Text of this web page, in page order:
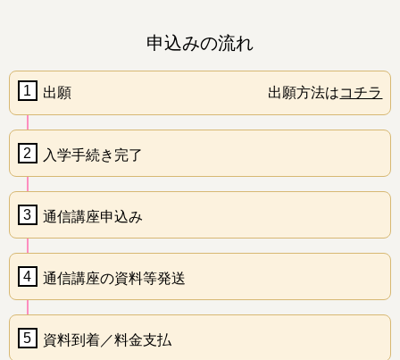
申込みの流れ
1 出願 出願方法はコチラ
2 入学手続き完了
3 通信講座申込み
4 通信講座の資料等発送
5 資料到着／料金支払